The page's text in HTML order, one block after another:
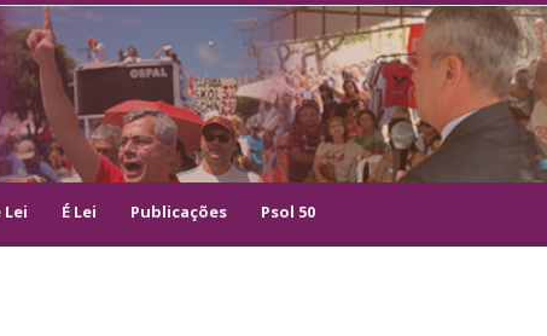
É Lei Publicações Psol 50